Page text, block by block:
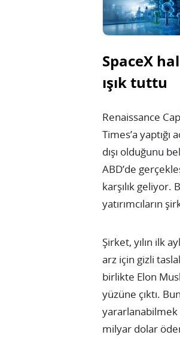
SpaceX
ışık tuttu
Renaissance
Times’a
dışı olduğunu
ABD’de
karşılık geliyor.
yatırımcıların
Şirket, yılın ilk
arz için gizli
birlikte Elon
yüzüne çıktı.
yararlanabilmek
milyar dolar